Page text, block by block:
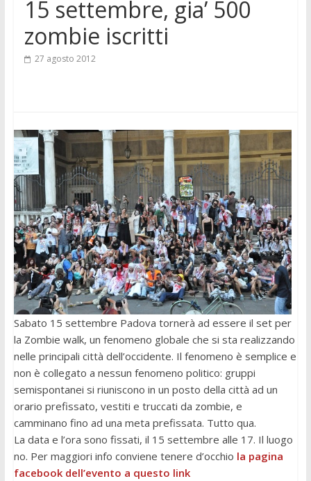
15 settembre, gia’ 500
zombie iscritti
27 agosto 2012
Sabato 15 settembre Padova tornerà ad essere il set per
la Zombie walk, un fenomeno globale che si sta realizzando
nelle principali città dell’occidente. Il fenomeno è semplice e
non è collegato a nessun fenomeno politico: gruppi
semispontanei si riuniscono in un posto della città ad un
orario prefissato, vestiti e truccati da zombie, e
camminano fino ad una meta prefissata. Tutto qua.
La data e l’ora sono fissati, il 15 settembre alle 17. Il luogo
no. Per maggiori info conviene tenere d’occhio la pagina
facebook dell’evento a questo link